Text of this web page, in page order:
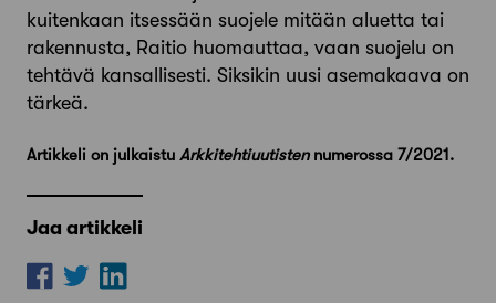
kuitenkaan itsessään suojele mitään aluetta tai
rakennusta, Raitio huomauttaa, vaan suojelu on
tehtävä kansallisesti. Siksikin uusi asemakaava on
tärkeä.
Artikkeli on julkaistu Arkkitehtiuutistennumerossa 7/2021.
Jaa artikkeli